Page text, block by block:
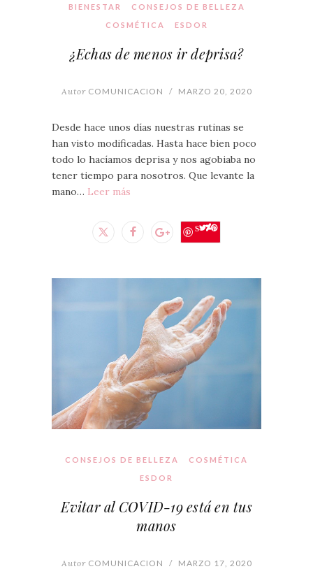
BIENESTAR
CONSEJOS DE BELLEZA
COSMÉTICA
ESDOR
¿Echas de menos ir deprisa?
AutorCOMUNICACION / MARZO 20, 2020
Desde hace unos días nuestras rutinas se
han visto modificadas. Hasta hace bien poco
todo lo hacíamos deprisa y nos agobiaba no
tener tiempo para nosotros. Que levante la
mano… Leer más
Save
CONSEJOS DE BELLEZA
COSMÉTICA
ESDOR
Evitar al COVID-19 está en tus
manos
AutorCOMUNICACION / MARZO 17, 2020